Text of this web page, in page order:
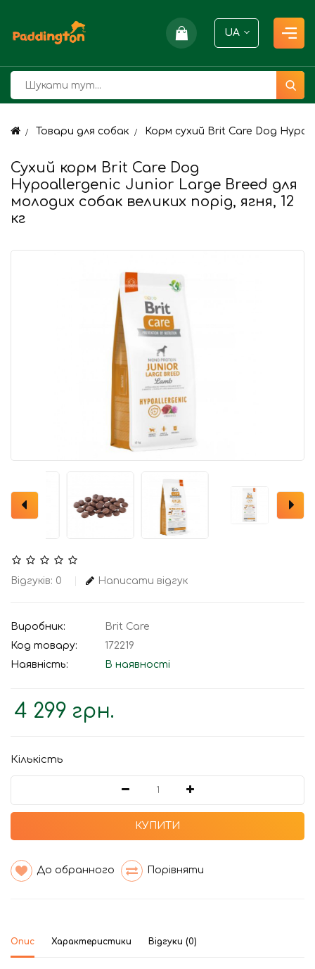
UA
Товари для собак Корм сухий Brit Care Dog
Сухий корм Brit Care Dog
Hypoallergenic Junior Large Breed для
молодих собак великих порід, ягня, 12
кг
Відгуків: 0 Написати відгук
Виробник:
Brit Care
Код товару:
172219
Наявність:
В наявності
4 299 грн.
Кількість
КУПИТИ
До обранного Порівняти
Опис Характеристики Відгуки (0)